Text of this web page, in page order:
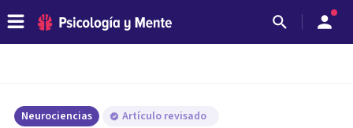
Neurociencias Artículo revisado